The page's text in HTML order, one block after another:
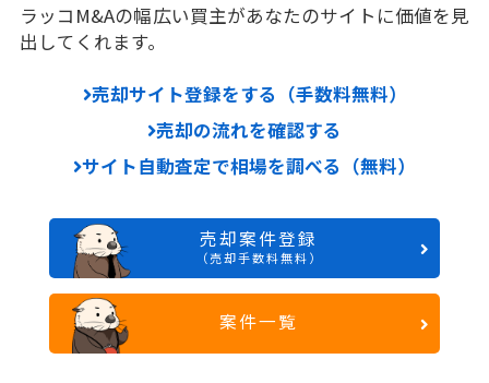
ラッコM&Aの幅広い買主があなたのサイトに価値を見
出してくれます。
売却サイト登録をする（手数料無料）
売却の流れを確認する
サイト自動査定で相場を調べる（無料）
売却案件登録
（売却手数料無料）
案件一覧